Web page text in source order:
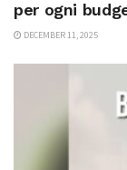
per ogni
DECEMBER 11, 2025